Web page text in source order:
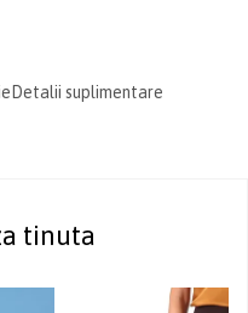
Detalii suplimentare
tinuta